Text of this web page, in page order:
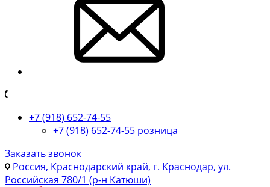
+7 (918) 652-74-55
+7 (918) 652-74-55 розница
Заказать звонок
Россия, Краснодарский край, г. Краснодар, ул.
Российская 780/1 (р-н Катюши)